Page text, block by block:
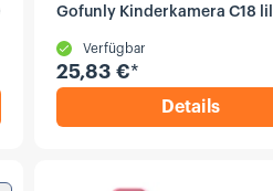
YDGJ-05360 lila
Gofunly Kinderkamera C18
Verfügbar
25,83 €*
Details